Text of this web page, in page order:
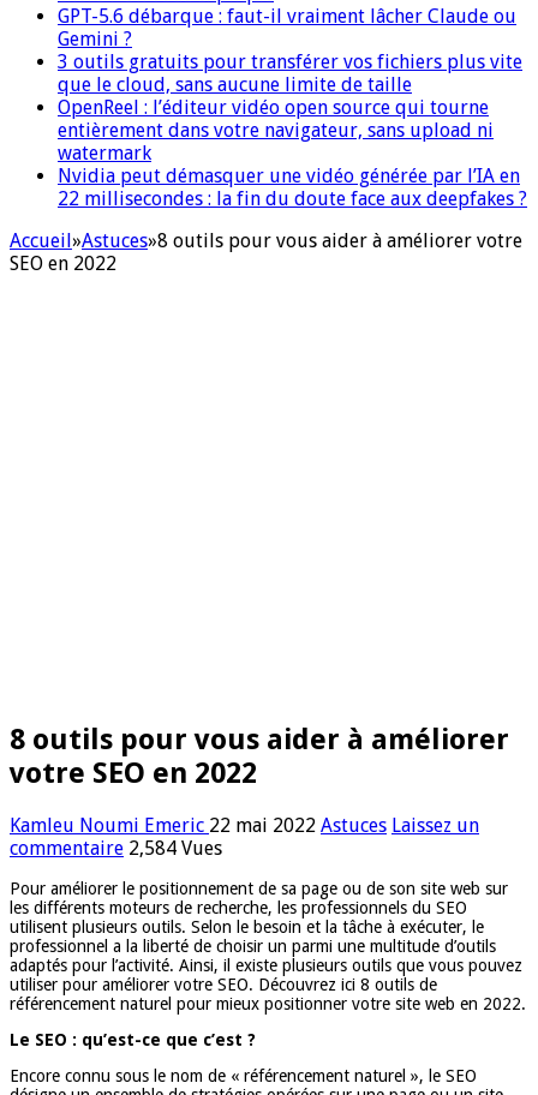
GPT-5.6 débarque : faut-il vraiment lâcher Claude ou
Gemini ?
3 outils gratuits pour transférer vos fichiers plus vite
que le cloud, sans aucune limite de taille
OpenReel : l’éditeur vidéo open source qui tourne
entièrement dans votre navigateur, sans upload ni
watermark
Nvidia peut démasquer une vidéo générée par l’IA en
22 millisecondes : la fin du doute face aux deepfakes ?
Accueil»Astuces»8 outils pour vous aider à améliorer votre
SEO en 2022
8 outils pour vous aider à améliorer
votre SEO en 2022
Kamleu Noumi Emeric 22 mai 2022 Astuces Laissez un
commentaire 2,584 Vues
Pour améliorer le positionnement de sa page ou de son site web sur
les différents moteurs de recherche, les professionnels du SEO
utilisent plusieurs outils. Selon le besoin et la tâche à exécuter, le
professionnel a la liberté de choisir un parmi une multitude d’outils
adaptés pour l’activité. Ainsi, il existe plusieurs outils que vous pouvez
utiliser pour améliorer votre SEO. Découvrez ici 8 outils de
référencement naturel pour mieux positionner votre site web en 2022.
Le SEO : qu’est-ce que c’est ?
Encore connu sous le nom de « référencement naturel », le SEO